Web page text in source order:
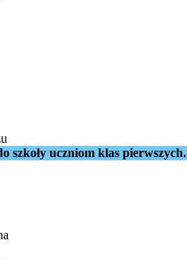
szkoły uczniom klas pierwszych.